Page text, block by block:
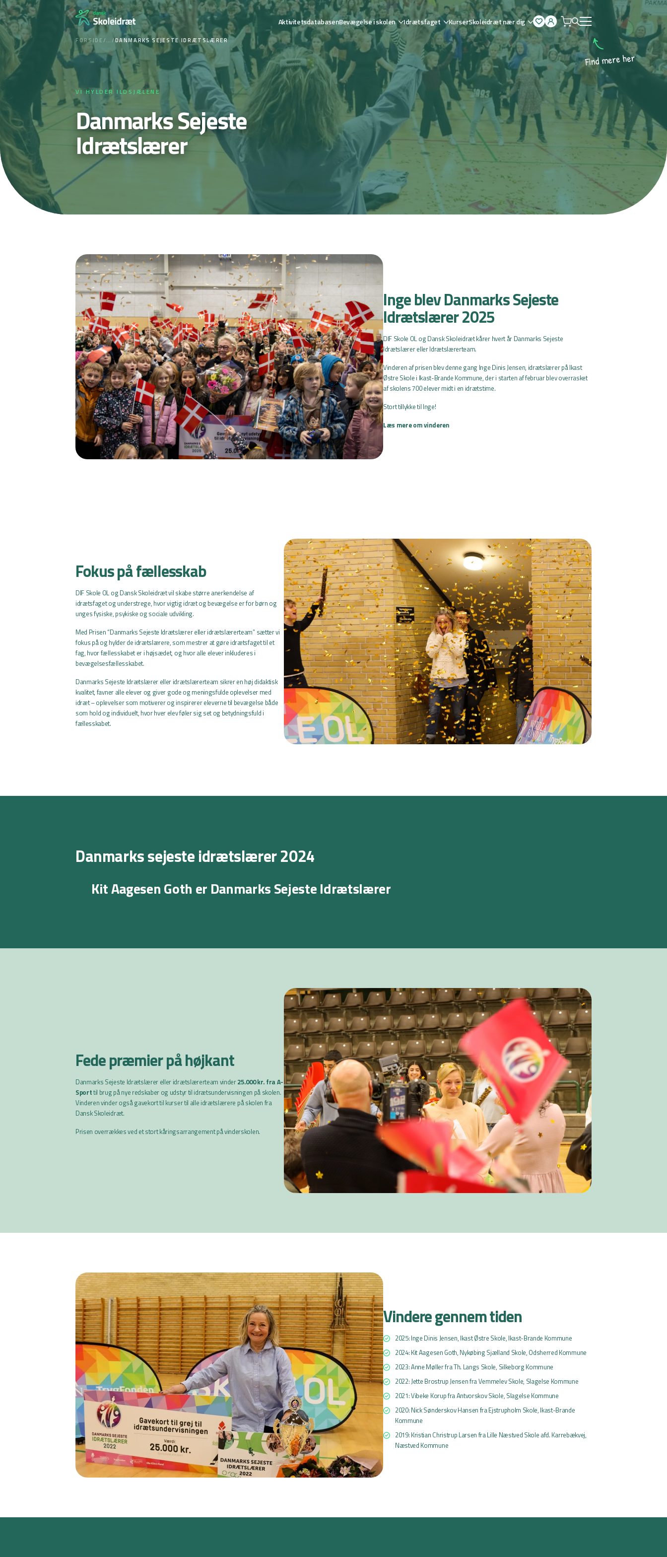
Spring
til
indhold
AktivitetsdatabasenBevægelse i skolen Idrætsfaget KurserSkoleidræt nær dig
Åben
menu
Findmereher
FORSIDE/…/DANMARKS SEJESTE IDRÆTSLÆRER
VI HYLDER ILDSJÆLENE
Danmarks Sejeste
Idrætslærer
Inge blev Danmarks Sejeste
Idrætslærer 2025
DIF Skole OL og Dansk Skoleidræt kårer hvert år Danmarks Sejeste
Idrætslærer eller Idrætslærerteam.
Vinderen af prisen blev denne gang Inge Dinis Jensen, idrætslærer på Ikast
Østre Skole i Ikast-Brande Kommune, der i starten af februar blev overrasket
af skolens 700 elever midt i en idrætstime.
Stort tillykke til Inge!
Læs mere om vinderen
Fokus på fællesskab
DIF Skole OL og Dansk Skoleidræt vil skabe større anerkendelse af
idrætsfaget og understrege, hvor vigtig idræt og bevægelse er for børn og
unges fysiske, psykiske og sociale udvikling.
Med Prisen “Danmarks Sejeste Idrætslærer eller idrætslærerteam” sætter vi
fokus på og hylder de idrætslærere, som mestrer at gøre idrætsfaget til et
fag, hvor fællesskabet er i højsædet, og hvor alle elever inkluderes i
bevægelsesfællesskabet.
Danmarks Sejeste Idrætslærer eller idrætslærerteam sikrer en høj didaktisk
kvalitet, favner alle elever og giver gode og meningsfulde oplevelser med
idræt – oplevelser som motiverer og inspirerer eleverne til bevægelse både
som hold og individuelt, hvor hver elev føler sig set og betydningsfuld i
fællesskabet.
Danmarks sejeste idrætslærer 2024
Kit Aagesen Goth er Danmarks Sejeste Idrætslærer
Fede præmier på højkant
Danmarks Sejeste Idrætslærer eller idrætslærerteam vinder25.000 kr. fra A-
Sporttil brug på nye redskaber og udstyr til idrætsundervisningen på skolen.
Vinderen vinder også gavekort til kurser til alle idrætslærere på skolen fra
Dansk Skoleidræt.
Prisen overrækkes ved et stort kåringsarrangement på vinderskolen.
Vindere gennem tiden
2025: Inge Dinis Jensen, Ikast Østre Skole, Ikast-Brande Kommune
2024: Kit Aagesen Goth, Nykøbing Sjælland Skole, Odsherred Kommune
2023: Anne Møller fra Th. Langs Skole, Silkeborg Kommune
2022: Jette Brostrup Jensen fra Vemmelev Skole, Slagelse Kommune
2021: Vibeke Korup fra Antvorskov Skole, Slagelse Kommune
2020: Nick Sønderskov Hansen fra Ejstrupholm Skole, Ikast-Brande
Kommune
2019: Kristian Christrup Larsen fra Lille Næstved Skole afd. Karrebækvej,
Næstved Kommune